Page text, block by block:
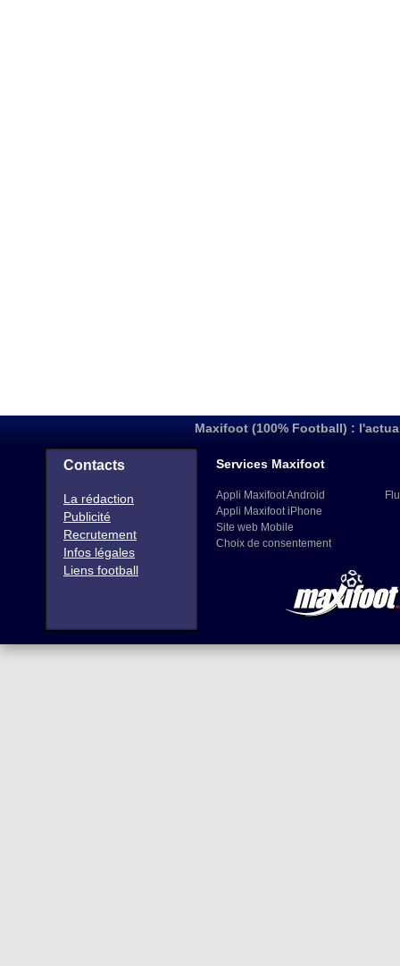
Maxifoot (100% Football) :
Contacts
La rédaction
Publicité
Recrutement
Infos légales
Liens football
Services Maxifoot
Appli Maxifoot Android
Appli Maxifoot iPhone
Site web Mobile
Choix de consentement